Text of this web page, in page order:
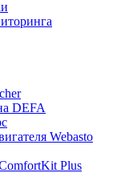
DEFA
Webasto
Plus